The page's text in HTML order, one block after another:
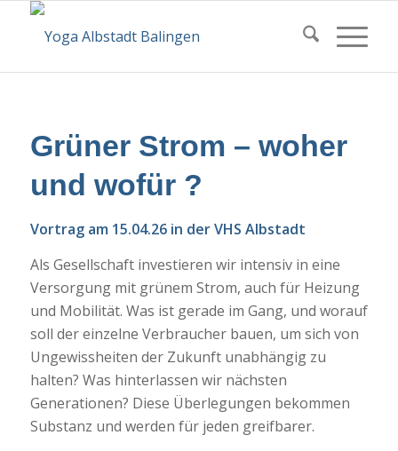
Grüner Strom – woher
und wofür ?
Vortrag am 15.04.26 in der VHS Albstadt
Als Gesellschaft investieren wir intensiv in eine
Versorgung mit grünem Strom, auch für Heizung
und Mobilität. Was ist gerade im Gang, und worauf
soll der einzelne Verbraucher bauen, um sich von
Ungewissheiten der Zukunft unabhängig zu
halten? Was hinterlassen wir nächsten
Generationen? Diese Überlegungen bekommen
Substanz und werden für jeden greifbarer.